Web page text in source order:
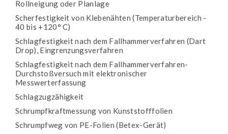
Rollneigung oder Planlage
Scherfestigkeit von Klebenähten (Temperaturbereich -
40 bis +120° C)
Schlagfestigkeit nach dem Fallhammerverfahren (Dart
Drop), Eingrenzungsverfahren
Schlagfestigkeit nach dem Fallhammerverfahren-
Durchstoßversuch mit elektronischer
Messwerterfassung
Schlagzugzähigkeit
Schrumpfkraftmessung von Kunststofffolien
Schrumpfweg von PE-Folien (Betex-Gerät)